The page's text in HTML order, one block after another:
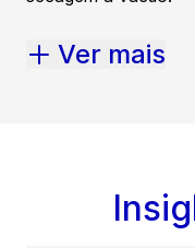
Ver mais